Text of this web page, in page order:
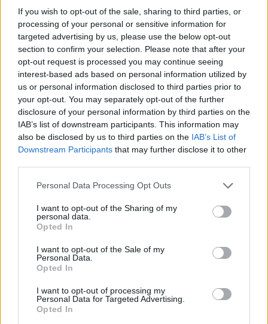
If you wish to opt-out of the sale, sharing to third parties, or
processing of your personal or sensitive information for
targeted advertising by us, please use the below opt-out
section to confirm your selection. Please note that after your
opt-out request is processed you may continue seeing
interest-based ads based on personal information utilized by
us or personal information disclosed to third parties prior to
your opt-out. You may separately opt-out of the further
disclosure of your personal information by third parties on the
IAB’s list of downstream participants. This information may
also be disclosed by us to third parties on the IAB’s List of
Downstream Participants that may further disclose it to other
Personal Data Processing Opt Outs
I want to opt-out of the Sharing of my
personal data.
Opted In
I want to opt-out of the Sale of my
Personal Data.
Opted In
I want to opt-out of processing my
Personal Data for Targeted Advertising.
Opted In
μπορεί να έχει έντονα συμπτώματα θαμπάδας
σε συνθήκες αμυδρού φωτισμού. Μπορεί
επίσης να βλέπει «φωτοστέφανα» γύρω από
τα φώτα. Κάτι τέτοιο, στην καλύτερη
περίπτωση, μπορεί να κάνει τη νυχτερινή
οδήγηση δύσκολη και στη χειρότερη, αδύνατη.
«Το λέιζερ μπορεί να διορθώσει τους
περισσότερους υποψήφιους με διαθλαστικά
μυωπίας-υψηλής υπερμετρωπίας-υψηλού
αστιγματισμού ή μύωπες με προβλήματα στον
κερατοειδή τους (π.χ. λεπτό πάχος
κερατοειδή).
Αν κάποιος δεν είναι κατάλληλος/η
υποψήφιος/α για διόρθωση με λέιζερ, μπορεί